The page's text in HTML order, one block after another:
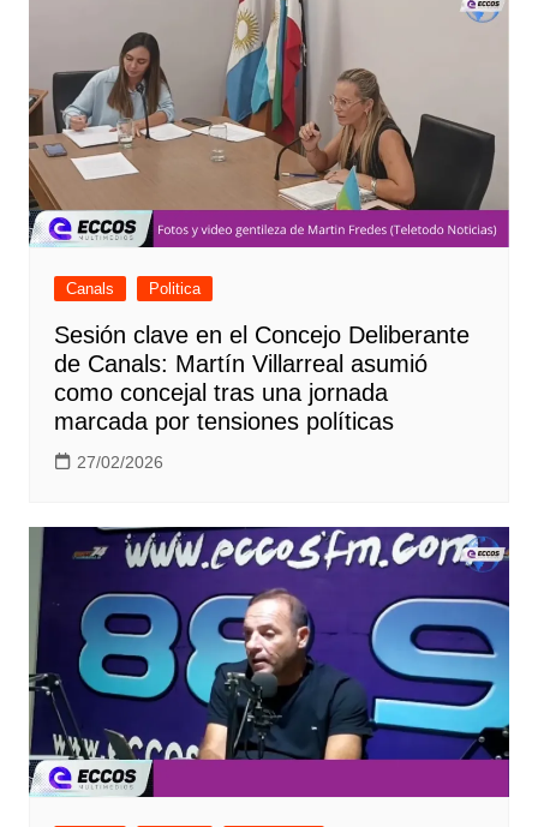
Canals Politica
Sesión clave en el Concejo Deliberante
de Canals: Martín Villarreal asumió
como concejal tras una jornada
marcada por tensiones políticas
27/02/2026